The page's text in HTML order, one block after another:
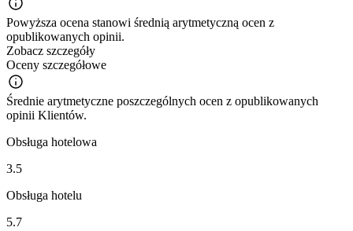
Powyższa ocena stanowi średnią arytmetyczną ocen z
opublikowanych opinii.
Zobacz szczegóły
Oceny szczegółowe
Średnie arytmetyczne poszczególnych ocen z opublikowanych
opinii Klientów.
Obsługa hotelowa
3.5
Obsługa hotelu
5.7